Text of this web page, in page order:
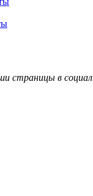
страницы в